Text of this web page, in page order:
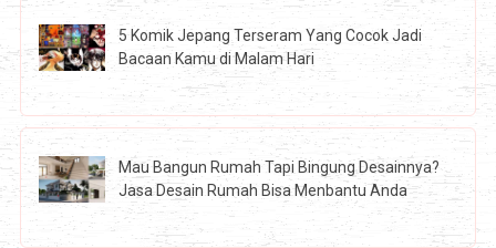
5 Komik Jepang Terseram Yang Cocok Jadi
Bacaan Kamu di Malam Hari
Mau Bangun Rumah Tapi Bingung Desainnya?
Jasa Desain Rumah Bisa Menbantu Anda